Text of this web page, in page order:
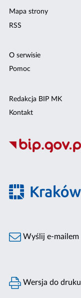
Mapa strony
RSS
O serwisie
Pomoc
Redakcja BIP MK
Kontakt
Wyślij e-mailem
Wersja do druku